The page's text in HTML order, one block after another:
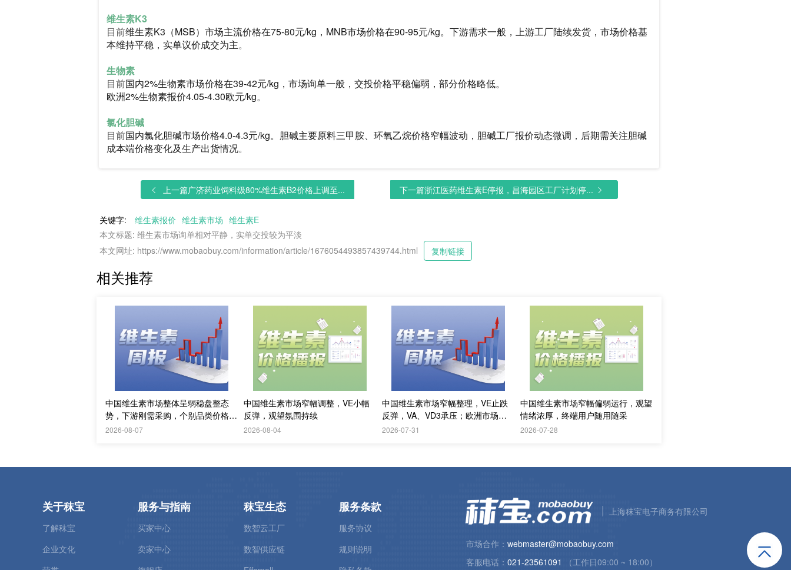
维生素K3
目前维生素K3（MSB）市场主流价格在75-80元/kg，MNB市场价格在90-95元/kg。下游需求一般，上游工厂陆续发货，市场价格基
本维持平稳，实单议价成交为主。
生物素
目前国内2%生物素市场价格在39-42元/kg，市场询单一般，交投价格平稳偏弱，部分价格略低。
欧洲2%生物素报价4.05-4.30欧元/kg。
氯化胆碱
目前国内氯化胆碱市场价格4.0-4.3元/kg。胆碱主要原料三甲胺、环氧乙烷价格窄幅波动，胆碱工厂报价动态微调 ， 后期需关注胆碱
成本端价格变化及生产出货情况。
上一篇广济药业饲料级80%维生素B2价格上调至... 下一篇浙江医药维生素E停报，昌海园区工厂计划停...
关键字: 维生素报价 维生素市场 维生素E
本文标题: 维生素市场询单相对平静，实单交投较为平淡
本文网址: https://www.mobaobuy.com/information/article/1676054493857439744.html
复制链接
相关推荐
中国维生素市场整体呈弱稳盘整态
势，下游刚需采购，个别品类价格止
跌；欧洲释放需求
2026-08-07
中国维生素市场窄幅调整，VE小幅
反弹，观望氛围持续
2026-08-04
中国维生素市场窄幅整理，VE止跌
反弹，VA、VD3承压；欧洲市场阴
跌
2026-07-31
中国维生素市场窄幅偏弱运行，观望
情绪浓厚，终端用户随用随采
2026-07-28
关于秣宝
了解秣宝
企业文化
服务与指南
买家中心
卖家中心
秣宝生态
数智云工厂
数智供应链
服务条款
服务协议
规则说明
上海秣宝电子商务有限公司
市场合作： webmaster@mobaobuy.com
客服电话： 021-23561091 （工作日09:00 ~ 18:00）